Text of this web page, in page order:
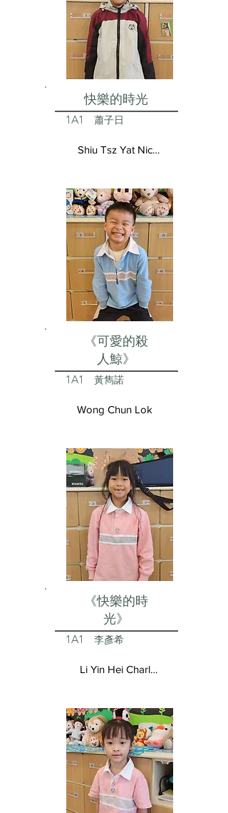
快樂的時光
1A1 蕭子日
Shiu Tsz Yat Nicolas
《可愛的殺
人鯨》
1A1 黃雋諾
Wong Chun Lok
《快樂的時
光》
1A1 李彥希
Li Yin Hei Charlotte